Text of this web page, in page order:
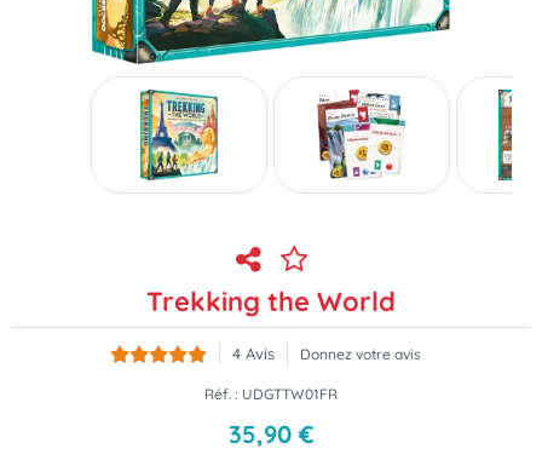
Trekking the World
4 Avis Donnez votre avis
Réf. : UDGTTW01FR
35,90 €